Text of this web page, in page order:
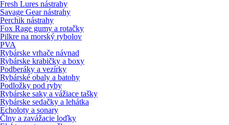
Fresh Lures nástrahy
Savage Gear nástrahy
Perchik nástrahy
Fox Rage gumy a rotačky
Pilkre na morský rybolov
PVA
Rybárske vrhače návnad
Rybárske krabičky a boxy
Podberáky a vezírky
Rybárské obaly a batohy
Podložky pod ryby
Rybárske saky a vážiace tašky
Rybárske sedačky a lehátka
Echoloty a sonary
Člny a zavážacie loďky